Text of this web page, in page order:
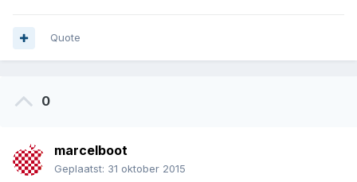
Quote
0
marcelboot
Geplaatst: 31 oktober 2015